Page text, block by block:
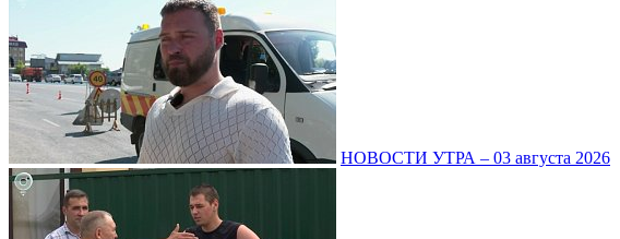
НОВОСТИ УТРА – 03 августа 2026